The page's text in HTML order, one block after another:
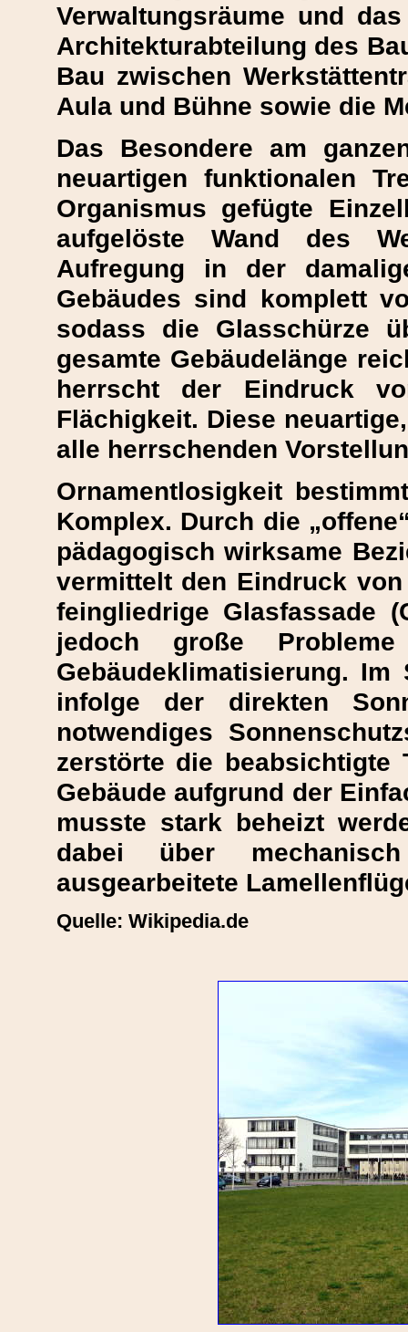
Verwaltungsräume und
Architekturabteilung des
Bau zwischen
Aula und Bühne sowie die
Das Besondere am
neuartigen funktionalen
Organismus gefügte
aufgelöste Wand des
Aufregung in der
Gebäudes sind komplett
sodass die Glasschürze
gesamte Gebäudelänge
herrscht der Eindruck
Flächigkeit. Diese
alle herrschenden
Ornamentlosigkeit
Komplex. Durch die
pädagogisch wirksame
vermittelt den Eindruck
feingliedrige Glasfassade
jedoch große
Gebäudeklimatisierung.
infolge der direkten
notwendiges
zerstörte die beabsichtigte
Gebäude aufgrund der
musste stark beheizt
dabei über
ausgearbeitete
Quelle: Wikipedia.de